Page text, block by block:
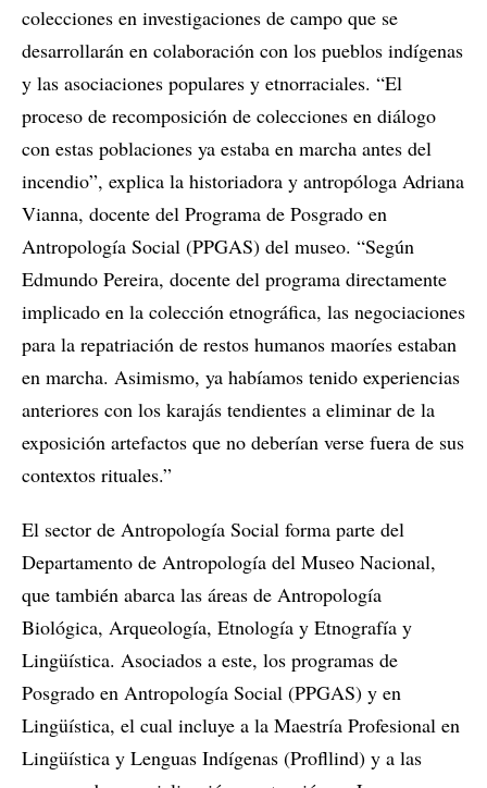
colecciones en investigaciones de campo que se
desarrollarán en colaboración con los pueblos indígenas
y las asociaciones populares y etnorraciales. “El
proceso de recomposición de colecciones en diálogo
con estas poblaciones ya estaba en marcha antes del
incendio”, explica la historiadora y antropóloga Adriana
Vianna, docente del Programa de Posgrado en
Antropología Social (PPGAS) del museo. “Según
Edmundo Pereira, docente del programa directamente
implicado en la colección etnográfica, las negociaciones
para la repatriación de restos humanos maoríes estaban
en marcha. Asimismo, ya habíamos tenido experiencias
anteriores con los karajás tendientes a eliminar de la
exposición artefactos que no deberían verse fuera de sus
contextos rituales.”
El sector de Antropología Social forma parte del
Departamento de Antropología del Museo Nacional,
que también abarca las áreas de Antropología
Biológica, Arqueología, Etnología y Etnografía y
Lingüística. Asociados a este, los programas de
Posgrado en Antropología Social (PPGAS) y en
Lingüística, el cual incluye a la Maestría Profesional en
Lingüística y Lenguas Indígenas (Profllind) y a las